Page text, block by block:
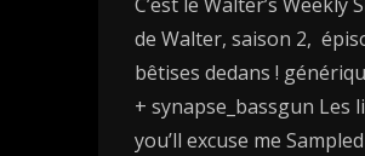
de Walter, saison 2,
bêtises dedans !
+ synapse_bassgun Les
you’ll excuse me